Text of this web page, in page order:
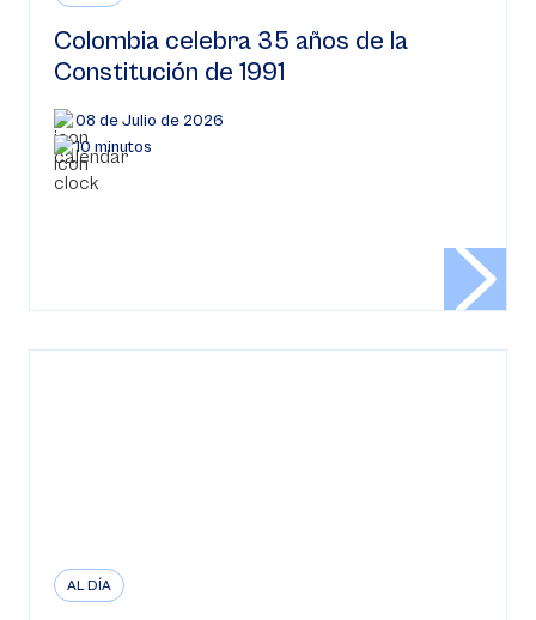
Colombia celebra 35 años de la
Constitución de 1991
08 de Julio de 2026
10 minutos
AL DÍA